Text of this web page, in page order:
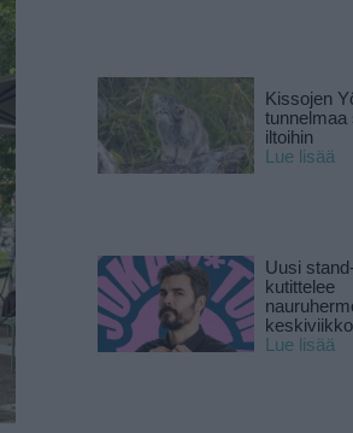
Kissojen
iltoihin
Lue lisää
Uusi
kutittelee
Lue lisää